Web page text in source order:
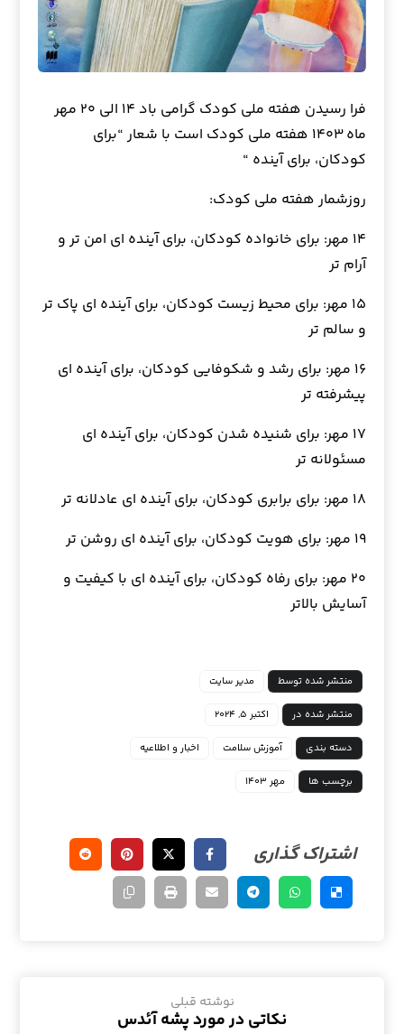
فرا رسیدن هفته ملی کودک گرامی باد ۱۴ الی ۲۰ مهر
ماه ۱۴۰۳ هفته ملی کودک است با شعار “برای
کودکان، برای آینده “
روزشمار هفته ملی کودک:
۱۴ مهر: برای خانواده کودکان، برای آینده ای امن تر و
آرام تر
۱۵ مهر: برای محیط زیست کودکان، برای آینده ای پاک تر
و سالم تر
۱۶ مهر: برای رشد و شکوفایی کودکان، برای آینده ای
پیشرفته تر
۱۷ مهر: برای شنیده شدن کودکان، برای آینده ای
مسئولانه تر
۱۸ مهر: برای برابری کودکان، برای آینده ای عادلانه تر
۱۹ مهر: برای هویت کودکان، برای آینده ای روشن تر
۲۰ مهر: برای رفاه کودکان، برای آینده ای با کیفیت و
آسایش بالاتر
منتشر شده توسط مدیر سایت
منتشر شده در اکتبر ۵, ۲۰۲۴
دسته بندی آموزش سلامت اخبار و اطلاعیه
برچسب ها مهر ۱۴۰۳
نوشته قبلی
نکاتی در مورد پشه آئدس